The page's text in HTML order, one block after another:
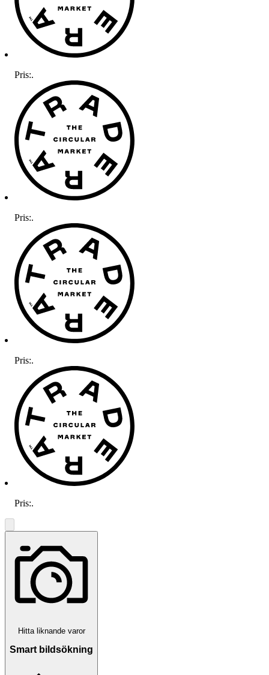
Pris:.
Pris:.
Pris:.
Pris:.
Hitta liknande varor
Smart bildsökning